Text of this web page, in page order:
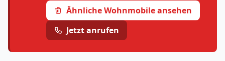
Ähnliche Wohnmobile ansehen
Jetzt anrufen